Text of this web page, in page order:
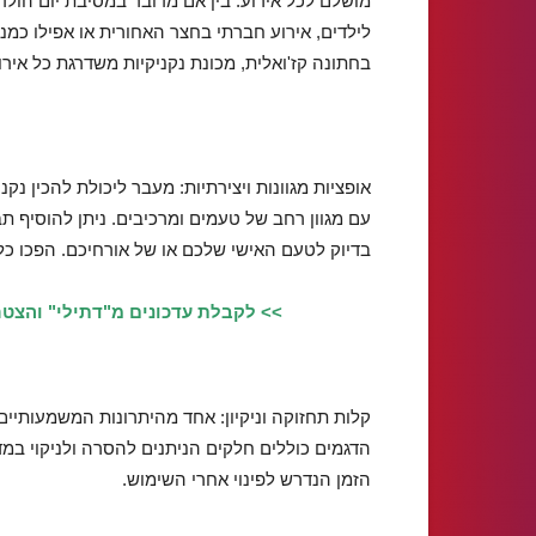
לילדים, אירוע חברתי בחצר האחורית או אפילו
בחתונה קז'ואלית, מכונת נקניקיות משדרגת כל
אופציות מגוונות ויצירתיות: מעבר ליכולת להכין
עם מגוון רחב של טעמים ומרכיבים. ניתן להוסיף
בדיוק לטעם האישי שלכם או של אורחיכם. הפכו
>> לקבלת עדכונים מ"דתילי"
קלות תחזוקה וניקיון: אחד מהיתרונות
הדגמים כוללים חלקים הניתנים להסרה ולניקוי
הזמן הנדרש לפינוי אחרי השימוש.